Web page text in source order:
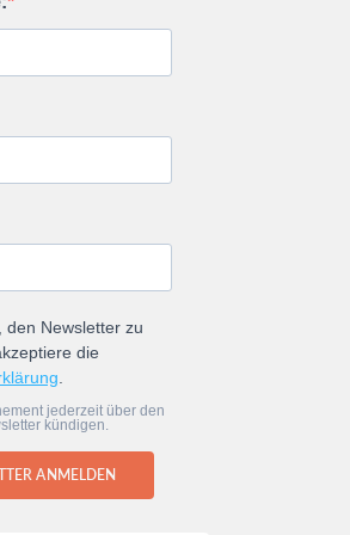
den Newsletter zu
die
jederzeit über den
kündigen.
ANMELDEN